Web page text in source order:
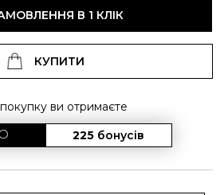
В 1 КЛІК
КУПИТИ
ви отримаєте
225 бонусів